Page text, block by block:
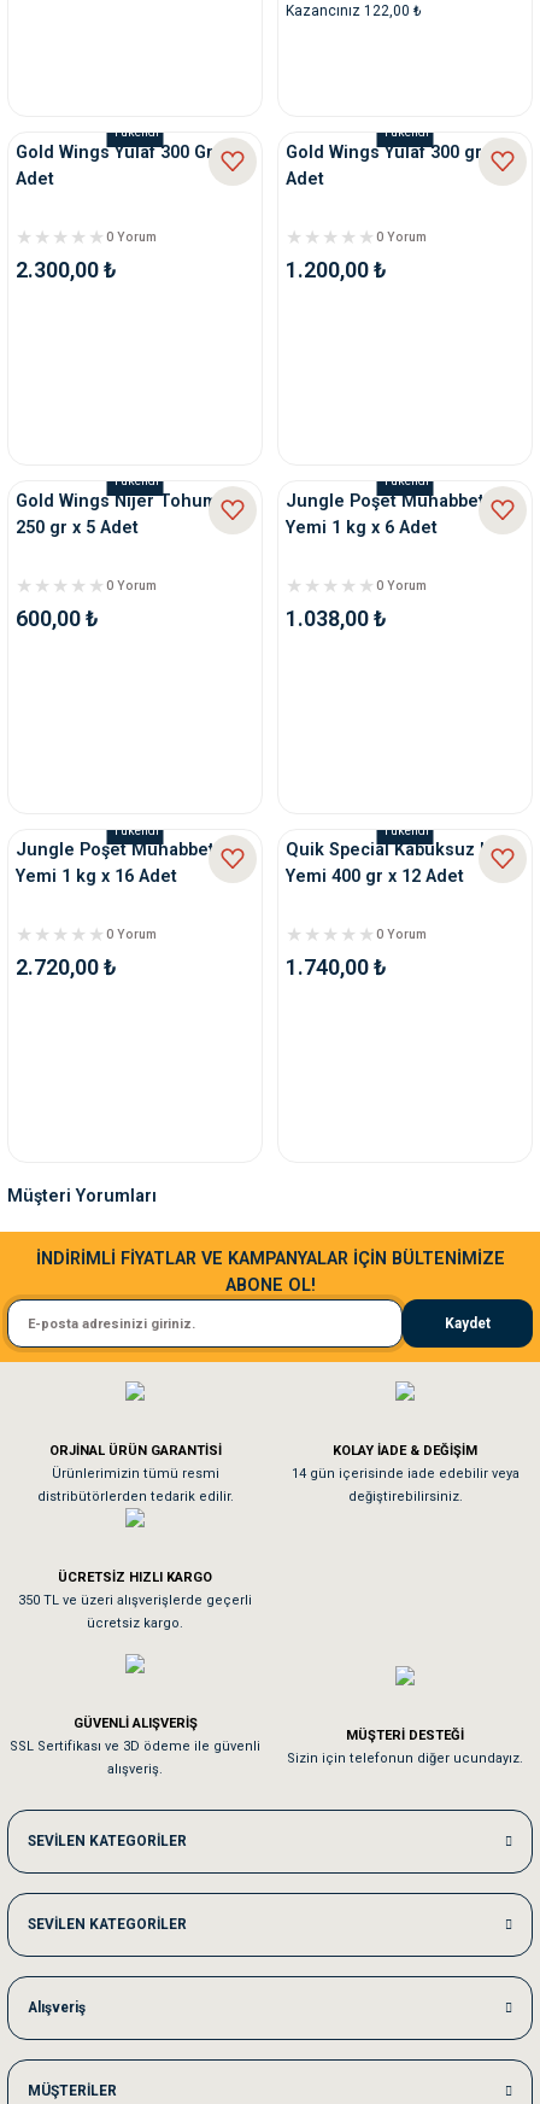
Kazancınız 122,00 ₺
Tükendi
Gold Wings Yulaf 300 Gr x 20
Adet
0 Yorum
2.300,00 ₺
Tükendi
Gold Wings Yulaf 300 gr x 10
Adet
0 Yorum
1.200,00 ₺
Tükendi
Gold Wings Nijer Tohumu
250 gr x 5 Adet
0 Yorum
600,00 ₺
Tükendi
Jungle Poşet Muhabbet
Yemi 1 kg x 6 Adet
0 Yorum
1.038,00 ₺
Tükendi
Jungle Poşet Muhabbet
Yemi 1 kg x 16 Adet
0 Yorum
2.720,00 ₺
Tükendi
Quik Special Kabuksuz Kuş
Yemi 400 gr x 12 Adet
0 Yorum
1.740,00 ₺
Müşteri Yorumları
Sa**** Ta******
Kedim taze mamaya bayıldı kargo fimrasın da bir sorun yaşadım ve arkadaşlar
El**** Ek******
Köpeğim bayıldı hediyeler için teşekkürler
As**** Tu******
Tavşanım kafesinin kalitesine ve paketlemesine bayıldım
Sa**** On******
Kedilerim beğeniyorlar. Memnunuz. Uygun fiyatta olması iyi.
Me***** Ya******
Akşam verdiğim sipariş bir sonraki gün elime ulaştı. Jack russell köpeğim
İNDİRİMLİ FİYATLAR VE KAMPANYALAR İÇİN BÜLTENİMİZE
ABONE OL!
Kaydet
ORJİNAL ÜRÜN GARANTİSİ
Ürünlerimizin tümü resmi
distribütörlerden tedarik edilir.
KOLAY İADE & DEĞİŞİM
14 gün içerisinde iade edebilir veya
değiştirebilirsiniz.
ÜCRETSİZ HIZLI KARGO
350 TL ve üzeri alışverişlerde geçerli
ücretsiz kargo.
GÜVENLİ ALIŞVERİŞ
SSL Sertifikası ve 3D ödeme ile güvenli
alışveriş.
MÜŞTERİ DESTEĞİ
Sizin için telefonun diğer ucundayız.
SEVİLEN KATEGORİLER
SEVİLEN KATEGORİLER
Alışveriş
MÜŞTERİLER